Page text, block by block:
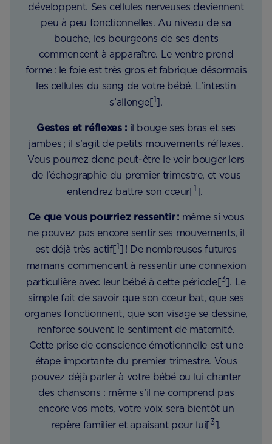
développent. Ses cellules nerveuses deviennent
peu à peu fonctionnelles. Au niveau de sa
bouche, les bourgeons de ses dents
commencent à apparaître. Le ventre prend
forme : le foie est très gros et fabrique désormais
les cellules du sang de votre bébé. L’intestin
s’allonge[1].
Gestes et réflexes : il bouge ses bras et ses
jambes ; il s’agit de petits mouvements réflexes.
Vous pourrez donc peut-être le voir bouger lors
de l’échographie du premier trimestre, et vous
entendrez battre son cœur[1].
Ce que vous pourriez ressentir : même si vous
ne pouvez pas encore sentir ses mouvements, il
est déjà très actif[1] ! De nombreuses futures
mamans commencent à ressentir une connexion
particulière avec leur bébé à cette période[3]. Le
simple fait de savoir que son cœur bat, que ses
organes fonctionnent, que son visage se dessine,
renforce souvent le sentiment de maternité.
Cette prise de conscience émotionnelle est une
étape importante du premier trimestre. Vous
pouvez déjà parler à votre bébé ou lui chanter
des chansons : même s’il ne comprend pas
encore vos mots, votre voix sera bientôt un
repère familier et apaisant pour lui[3].